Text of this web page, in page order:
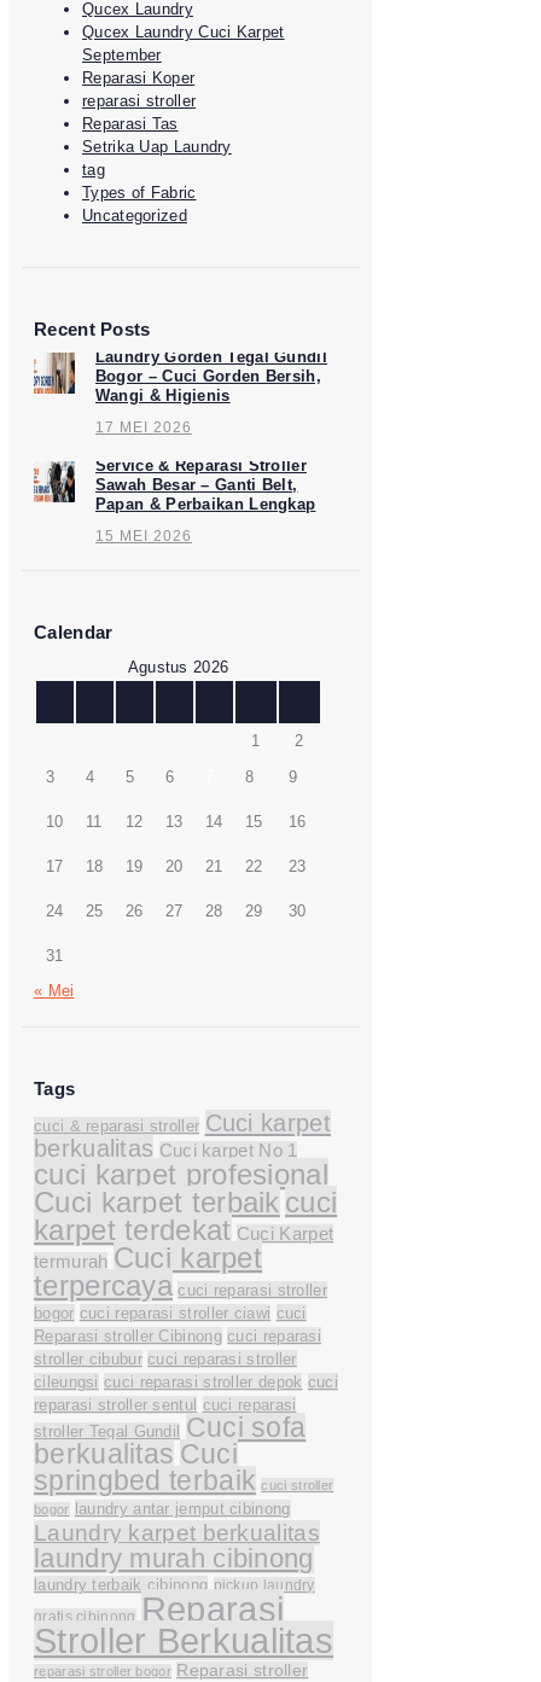
Qucex Laundry
Qucex Laundry Cuci Karpet
September
Reparasi Koper
reparasi stroller
Reparasi Tas
Setrika Uap Laundry
tag
Types of Fabric
Uncategorized
Recent Posts
Laundry Gorden Tegal Gundil
Bogor – Cuci Gorden Bersih,
Wangi & Higienis
17 MEI 2026
Service & Reparasi Stroller
Sawah Besar – Ganti Belt,
Papan & Perbaikan Lengkap
15 MEI 2026
Calendar
Agustus 2026
1
2
3
4 5 6 8 9
10 11 12 13 14 15 16
17 18 19 20 21 22 23
24 25 26 27 28 29 30
31
« Mei
Tags
cuci & reparasi stroller Cuci karpet
berkualitas Cuci karpet No 1
cuci karpet profesional
Cuci karpet terbaik cuci
karpet terdekat Cuci Karpet
termurah Cuci karpet
terpercaya cuci reparasi stroller
bogor cuci reparasi stroller ciawi cuci
Reparasi stroller Cibinong cuci reparasi
stroller cibubur cuci reparasi stroller
cileungsi cuci reparasi stroller depok cuci
reparasi stroller sentul cuci reparasi
stroller Tegal Gundil
Cuci sofa
berkualitas Cuci
springbed terbaik cuci stroller
bogor
laundry antar jemput cibinong
Laundry karpet berkualitas
laundry murah cibinong
laundry terbaik cibinong pickup laundry
gratis cibinong Reparasi
Stroller Berkualitas
reparasi stroller bogor Reparasi stroller